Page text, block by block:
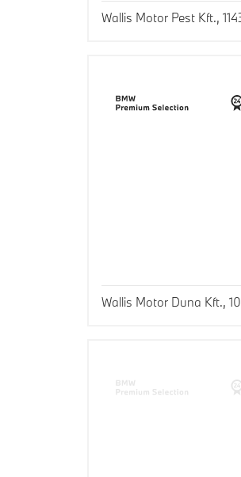
Wallis Motor Pest Kft.,
Wallis Motor Duna Kft.,